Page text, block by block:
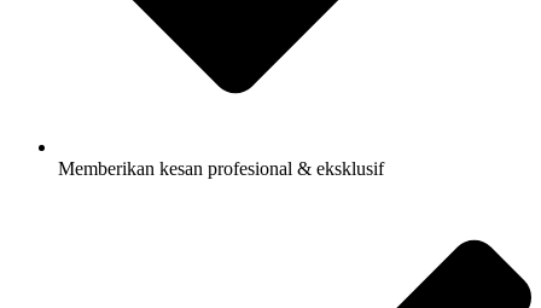
Memberikan kesan profesional & eksklusif